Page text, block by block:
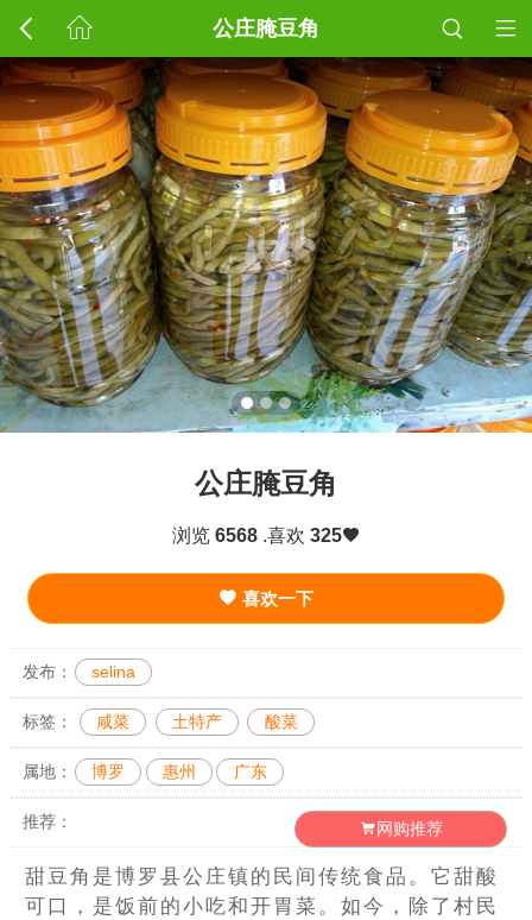
公庄腌豆角
公庄腌豆角
浏览 6568.喜欢 325
喜欢一下
发布： selina
标签： 咸菜 土特产 酸菜
属地： 博罗 惠州 广东
推荐： 网购推荐
甜豆角是博罗县公庄镇的民间传统食品。它甜酸
可口，是饭前的小吃和开胃菜。如今，除了村民